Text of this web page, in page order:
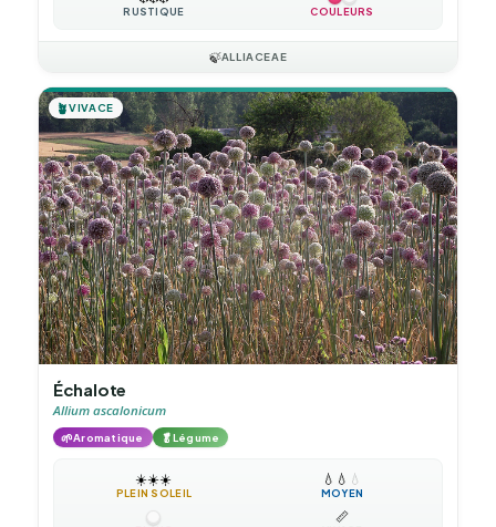
RUSTIQUE COULEURS
🍃ALLIACEAE
🪴VIVACE
Échalote
Allium ascalonicum
🌱Aromatique 🥬Légume
☀️☀️☀️
PLEIN SOLEIL
💧 💧 💧
MOYEN
📏